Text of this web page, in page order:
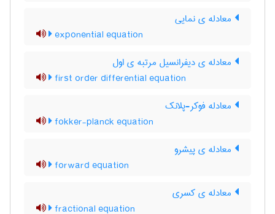
معادله ی نمایی
exponential equation
معادله ی دیفرانسیل مرتبه ی اول
first order differential equation
معادله فوکر-پلانک
fokker-planck equation
معادله ی پیشرو
forward equation
معادله ی کسری
fractional equation